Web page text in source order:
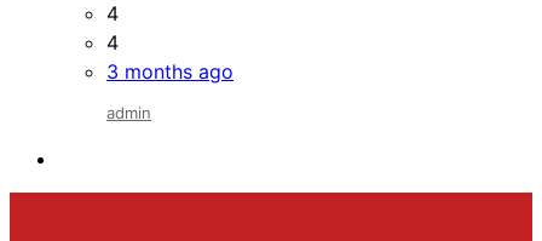
4
4
3 months ago
admin